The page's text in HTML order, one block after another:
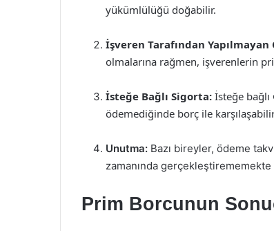
yükümlülüğü doğabilir.
İşveren Tarafından
olmalarına rağmen, işverenlerin
İsteğe Bağlı Sigorta: İsteğe
ödemediğinde borç ile
Unutma: Bazı bireyler, ödeme
zamanında gerçekleştirememekte
Prim Borcunun